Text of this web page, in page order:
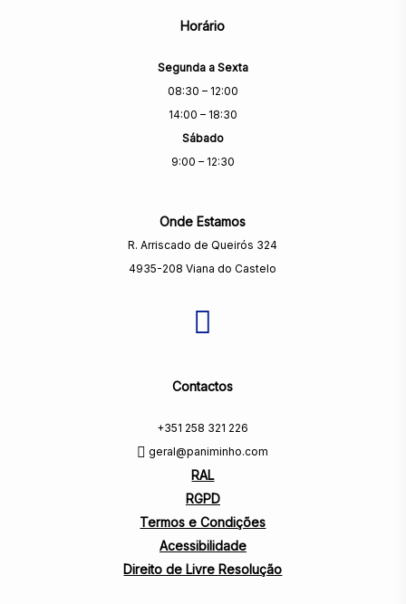
Horário
Segunda a Sexta
08:30 – 12:00
14:00 – 18:30
Sábado
9:00 – 12:30
Onde Estamos
R. Arriscado de Queirós 324
4935-208 Viana do Castelo
Contactos
+351 258 321 226
geral@paniminho.com
RAL
RGPD
Termos e Condições
Acessibilidade
Direito de Livre Resolução